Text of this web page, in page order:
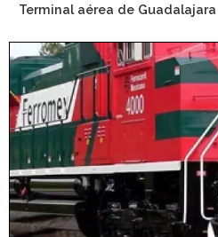
Terminal aérea de